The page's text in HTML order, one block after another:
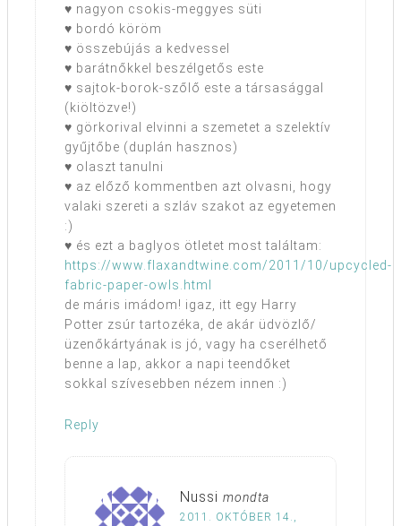
♥ nagyon csokis-meggyes süti
♥ bordó köröm
♥ összebújás a kedvessel
♥ barátnőkkel beszélgetős este
♥ sajtok-borok-szőlő este a társasággal
(kiöltözve!)
♥ görkorival elvinni a szemetet a szelektív
gyűjtőbe (duplán hasznos)
♥ olaszt tanulni
♥ az előző kommentben azt olvasni, hogy
valaki szereti a szláv szakot az egyetemen
:)
♥ és ezt a baglyos ötletet most találtam:
https://www.flaxandtwine.com/2011/10/upcycled-
fabric-paper-owls.html
de máris imádom! igaz, itt egy Harry
Potter zsúr tartozéka, de akár üdvözlő/
üzenőkártyának is jó, vagy ha cserélhető
benne a lap, akkor a napi teendőket
sokkal szívesebben nézem innen :)
Reply
Nussi mondta
2011. OKTÓBER 14.,